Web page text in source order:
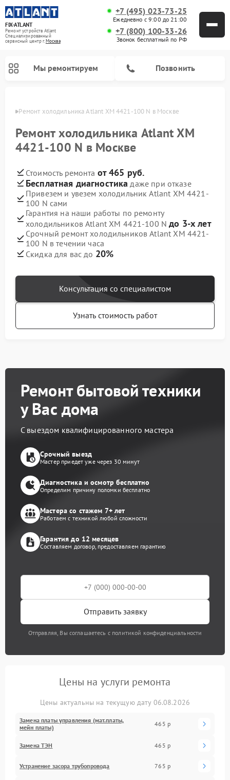
FIX-ATLANT
Ремонт устройств Atlant
Специализированный
cервисный центр г.Москва
+7 (495) 023-73-25
Ежедневно с 9:00 до 21:00
+7 (800) 100-33-26
Звонок бесплатный по РФ
Мы ремонтируем Позвонить
Ремонт холодильника Atlant ХМ 4421-100 N в Москве
Ремонт холодильника Atlant ХМ
4421-100 N в Москве
Стоимость ремонта от 465 руб.
Бесплатная диагностика даже при отказе
Привезем и увезем холодильник Atlant ХМ 4421-
100 N сами
Гарантия на наши работы по ремонту
холодильников Atlant ХМ 4421-100 Nдо 3-х лет
Срочный ремонт холодильников Atlant ХМ 4421-
100 N в течении часа
Скидка для вас до 20%
Консультация со специалистом
Узнать стоимость работ
Ремонт бытовой техники
у Вас дома
С выездом квалифицированного мастера
Срочный выезд
Мастер приедет уже через 30 минут
Диагностика и осмотр бесплатно
Определим причину поломки бесплатно
Мастера со стажем 7+ лет
Работаем с техникой любой сложности
Гарантия до 12 месяцев
Составляем договор, предоставляем гарантию
Отправить заявку
Отправляя, Вы соглашаетесь с политикой конфиденциальности
Цены на услуги ремонта
Цены актуальны на текущую дату 06.08.2026
Замена платы управления (мат.платы,
мейн платы)
465 р
Замена ТЭН 465 р
Устранение засора трубопровода 765 р